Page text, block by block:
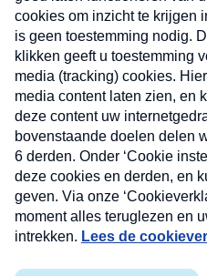
Nieuwsbrief
Neem hier een gratis
nieuwsbrief. Elke vrijdag-